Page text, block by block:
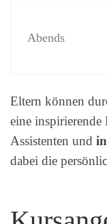
Abends
Eltern können
eine
Assistenten und
dabei die